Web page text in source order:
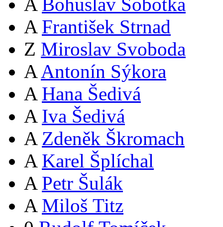
A Bohuslav Sobotka
A František Strnad
Z Miroslav Svoboda
A Antonín Sýkora
A Hana Šedivá
A Iva Šedivá
A Zdeněk Škromach
A Karel Šplíchal
A Petr Šulák
A Miloš Titz